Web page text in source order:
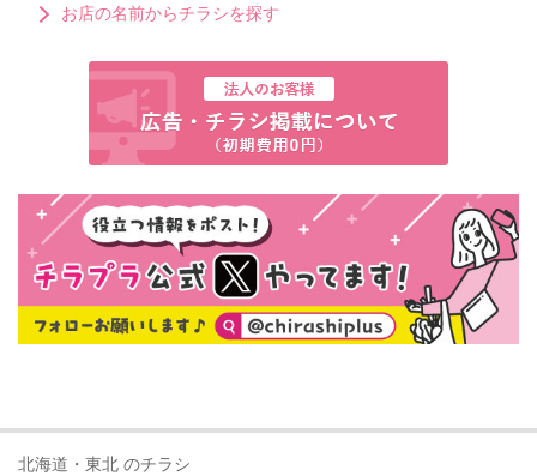
お店の名前からチラシを探す
北海道・東北 のチラシ